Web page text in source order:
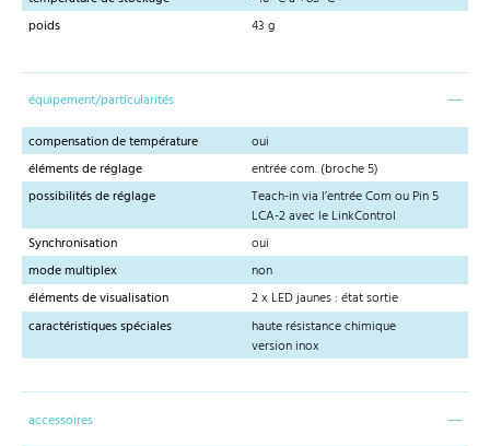
poids
43 g
équipement/particularités
compensation de température
oui
éléments de réglage
entrée com. (broche 5)
possibilités de réglage
Teach-in via l’entrée Com ou Pin 5
LCA-2 avec le LinkControl
Synchronisation
oui
mode multiplex
non
éléments de visualisation
2 x LED jaunes : état sortie
caractéristiques spéciales
haute résistance chimique
version inox
accessoires